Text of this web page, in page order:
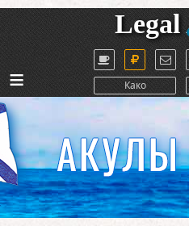
Legal
Како
≡